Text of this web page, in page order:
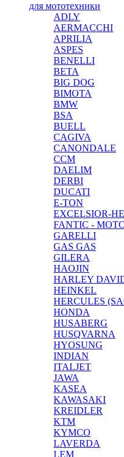
для мототехники
ADLY
AERMACCHI
APRILIA
ASPES
BENELLI
BETA
BIG DOG
BIMOTA
BMW
BSA
BUELL
CAGIVA
CANONDALE
CCM
DAELIM
DERBI
DUCATI
E-TON
EXCELSIOR-
FANTIC -
GARELLI
GAS GAS
GILERA
HAOJIN
HARLEY
HEINKEL
HERCULES
HONDA
HUSABERG
HUSQVARNA
HYOSUNG
INDIAN
ITALJET
JAWA
KASEA
KAWASAKI
KREIDLER
KTM
KYMCO
LAVERDA
LEM